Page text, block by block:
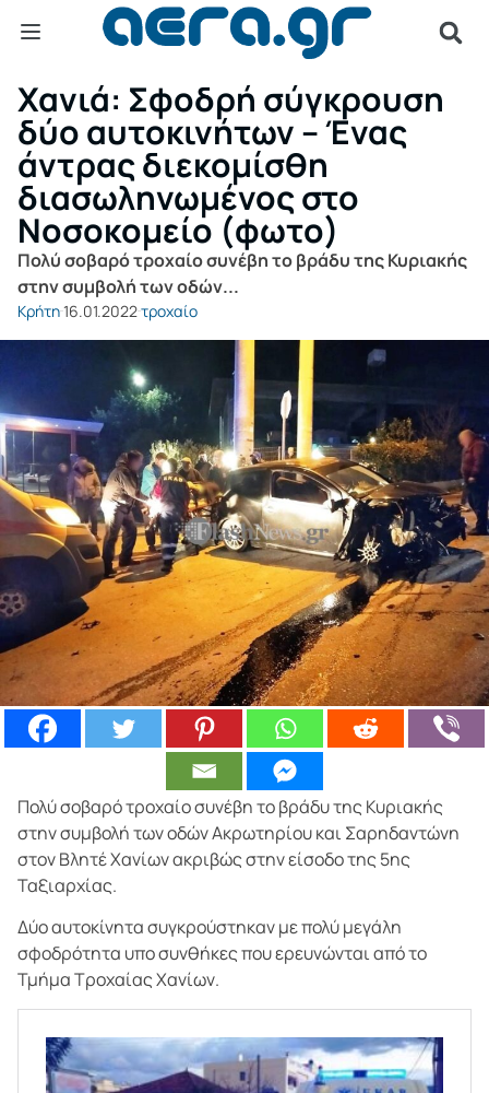
Χανιά: Σφοδρή σύγκρουση
δύο αυτοκινήτων – Ένας
άντρας διεκομίσθη
διασωληνωμένος στο
Νοσοκομείο (φωτο)
Πολύ σοβαρό τροχαίο συνέβη το βράδυ της Κυριακής
στην συμβολή των οδών...
Κρήτη16.01.2022τροχαίο
Πολύ σοβαρό τροχαίο συνέβη το βράδυ της Κυριακής
στην συμβολή των οδών Ακρωτηρίου και Σαρηδαντώνη
στον Βλητέ Χανίων ακριβώς στην είσοδο της 5ης
Ταξιαρχίας.
Δύο αυτοκίνητα συγκρούστηκαν με πολύ μεγάλη
σφοδρότητα υπο συνθήκες που ερευνώνται από το
Τμήμα Τροχαίας Χανίων.